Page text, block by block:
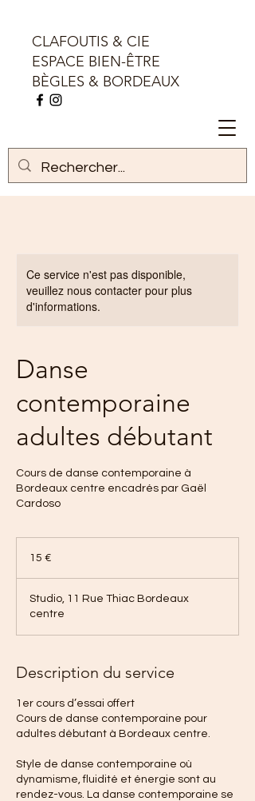
CLAFOUTIS & CIE
ESPACE BIEN-ÊTRE
BÈGLES & BORDEAUX
Ce service n'est pas disponible,
veuillez nous contacter pour plus
d'informations.
Danse
contemporaine
adultes débutant
Cours de danse contemporaine à
Bordeaux centre encadrés par Gaël
Cardoso
15 €
Studio, 11 Rue Thiac Bordeaux
centre
Description du service
1er cours d’essai offert
Cours de danse contemporaine pour
adultes débutant à Bordeaux centre.
Style de danse contemporaine où
dynamisme, fluidité et énergie sont au
rendez-vous. La danse contemporaine se